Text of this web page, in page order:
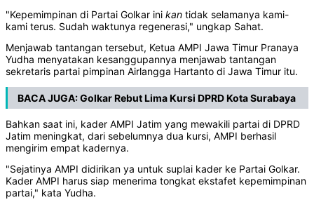
"Kepemimpinan di Partai Golkar ini kan tidak selamanya kami-
kami terus. Sudah waktunya regenerasi," ungkap Sahat.
Menjawab tantangan tersebut, Ketua AMPI Jawa Timur Pranaya
Yudha menyatakan kesanggupannya menjawab tantangan
sekretaris partai pimpinan Airlangga Hartanto di Jawa Timur itu.
BACA JUGA:Golkar Rebut Lima Kursi DPRD Kota Surabaya
Bahkan saat ini, kader AMPI Jatim yang mewakili partai di DPRD
Jatim meningkat, dari sebelumnya dua kursi, AMPI berhasil
mengirim empat kadernya.
"Sejatinya AMPI didirikan ya untuk suplai kader ke Partai Golkar.
Kader AMPI harus siap menerima tongkat ekstafet kepemimpinan
partai," kata Yudha.